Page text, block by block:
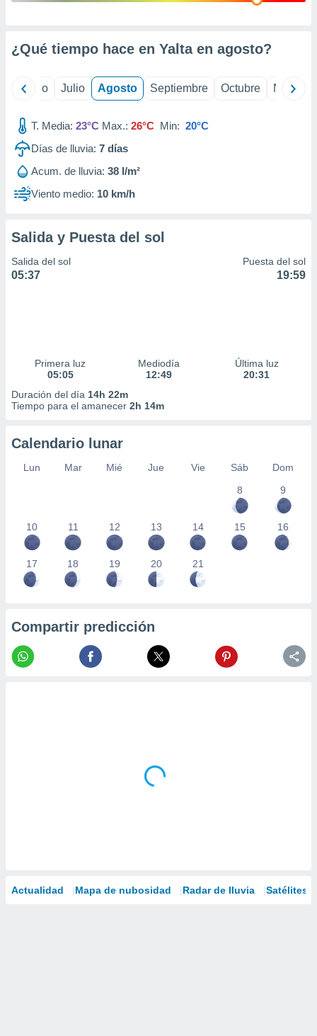
e
publicidad
publicidad
de
¿Qué tiempo hace en Yalta en agosto?
Junio Julio Agosto Septiembre Octubre
T. Media: 23°C Max.: 26°C Min: 20°C
Días de lluvia: 7 días
Acum. de lluvia: 38 l/m²
Viento medio: 10 km/h
Salida y Puesta del sol
Salida del sol
05:37
Puesta del sol
19:59
Primera luz
05:05
Mediodía
12:49
Última luz
20:31
Duración del día 14h 22m
Tiempo para el amanecer 2h 14m
Calendario lunar
Lun Mar Mié Jue Vie Sáb
Dom
8
9
10 11 12 13 14 15 16
17 18 19 20 21
Compartir predicción
Actualidad Mapa de nubosidad Radar de lluvia Satélites